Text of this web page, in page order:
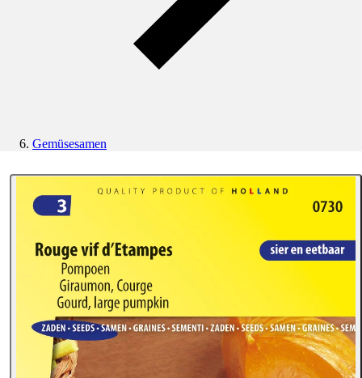
Gemüsesamen